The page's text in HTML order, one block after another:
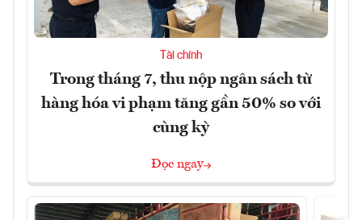
Tài chính
Trong tháng 7, thu nộp ngân sách từ
hàng hóa vi phạm tăng gần 50% so với
cùng kỳ
Đọc ngay